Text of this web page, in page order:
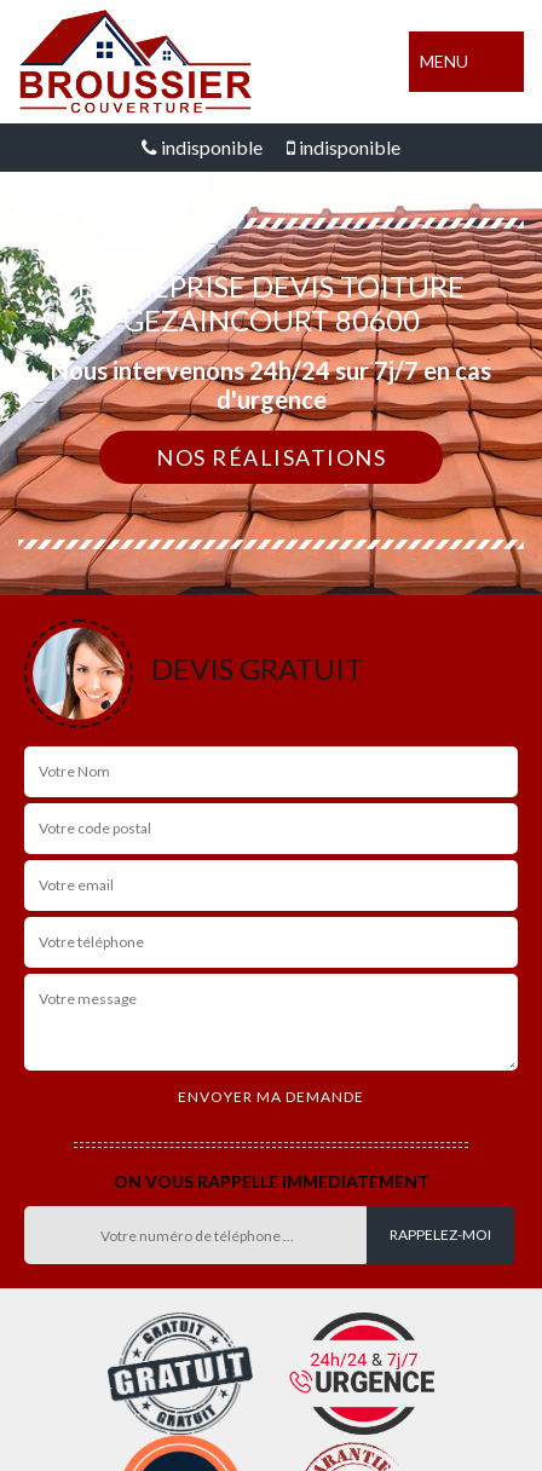
MENU
indisponible indisponible
ENTREPRISE DEVIS TOITURE
GEZAINCOURT 80600
Nous intervenons 24h/24 sur 7j/7 en cas
d'urgence
NOS RÉALISATIONS
DEVIS GRATUIT
ON VOUS RAPPELLE IMMEDIATEMENT